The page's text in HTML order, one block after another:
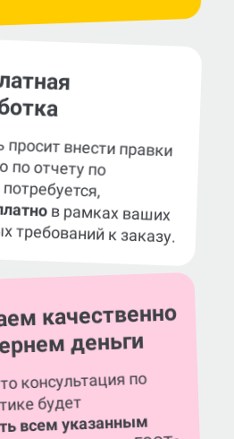
внести правки
по отчету по
в рамках ваших
требований к заказу.
качественно
деньги
консультация по
будет
всем указанным